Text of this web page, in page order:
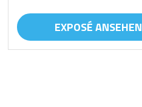
EXPOSÉ ANSEHEN